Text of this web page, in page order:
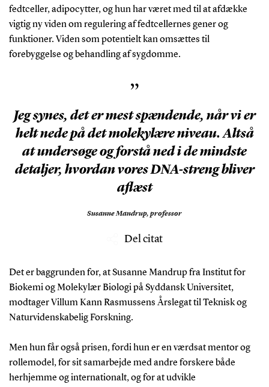
fedtceller, adipocytter, og hun har været med til at afdække
vigtig ny viden om regulering af fedtcellernes gener og
funktioner. Viden som potentielt kan omsættes til
forebyggelse og behandling af sygdomme.
”
Jeg synes, det er mest spændende, når vi er
helt nede på det molekylære niveau. Altså
at undersøge og forstå ned i de mindste
detaljer, hvordan vores DNA-streng bliver
aflæst
Susanne Mandrup, professor
Del citat
Det er baggrunden for, at Susanne Mandrup fra Institut for
Biokemi og Molekylær Biologi på Syddansk Universitet,
modtager Villum Kann Rasmussens Årslegat til Teknisk og
Naturvidenskabelig Forskning.
Men hun får også prisen, fordi hun er en værdsat mentor og
rollemodel, for sit samarbejde med andre forskere både
herhjemme og internationalt, og for at udvikle